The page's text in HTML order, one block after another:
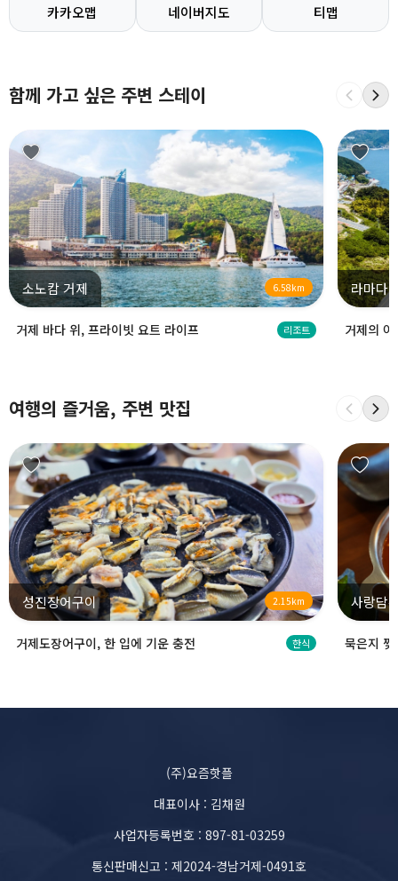
카카오맵 네이버지도 티맵
함께 가고 싶은 주변 스테이
소노캄 거제 6.58km
거제 바다 위, 프라이빗 요트 라이프 리조트
라마다
거제의
여행의 즐거움, 주변 맛집
성진장어구이 2.15km
거제도장어구이, 한 입에 기운 충전 한식
사랑담
묵은지
(주)요즘핫플
대표이사 : 김채원
사업자등록번호 : 897-81-03259
통신판매신고 : 제2024-경남거제-0491호